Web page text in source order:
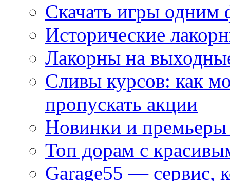
Скачать игры одним
Исторические
Лакорны на
Сливы курсов: как
пропускать акции
Новинки и
Топ дорам с
Garage55 — сервис,